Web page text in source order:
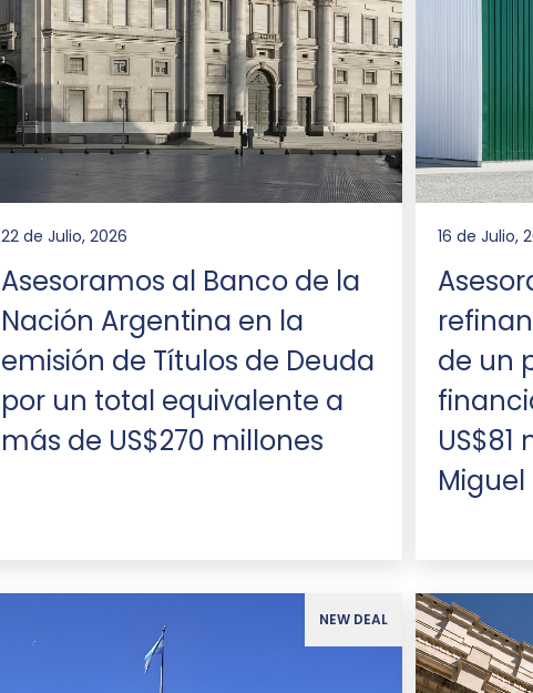
22 de Julio, 2026
Asesoramos al Banco de la
Nación Argentina en la
emisión de Títulos de Deuda
por un total equivalente a
más de US$270 millones
16 de Julio,
de un
Miguel
NEW DEAL